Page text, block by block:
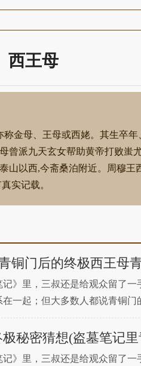
西王母
金母、王母或西姥。其生卒年
曾派九天玄女帮助黄帝打败蚩
山以西,今斋桑泊附近。周穆王
实记载。
铜门后的终极西王母
》里，三叔还是给观众留了
一起；但大多数人都说青铜
要的介绍。正是因为寻找陨
秘密猜想(盗墓笔记
》里，三叔还是给观众留了